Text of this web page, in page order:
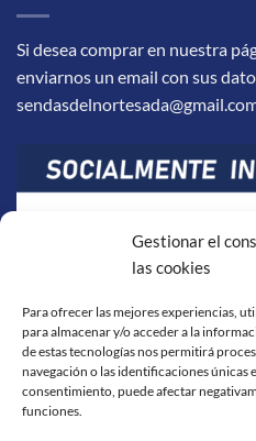
Gestionar el
las cookies
Para ofrecer las mejores experiencias,
para almacenar y/o acceder a la
de estas tecnologías nos permitirá
navegación o las identificaciones únicas
consentimiento, puede afectar
funciones.
Si desea comprar en nuestra
enviarnos un email con sus